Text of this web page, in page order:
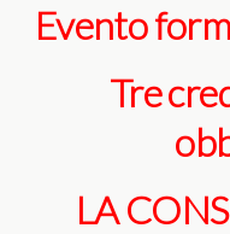
Evento
Tre
LA